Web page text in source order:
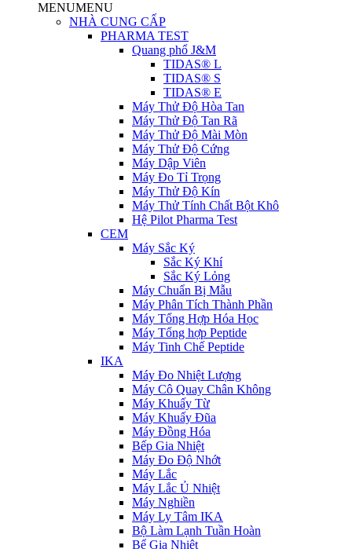
MENUMENU
NHÀ CUNG CẤP
PHARMA TEST
Quang phổ J&M
TIDAS® L
TIDAS® S
TIDAS® E
Máy Thử Độ Hòa Tan
Máy Thử Độ Tan Rã
Máy Thử Độ Mài Mòn
Máy Thử Độ Cứng
Máy Dập Viên
Máy Đo Tỉ Trọng
Máy Thử Độ Kín
Máy Thử Tính Chất Bột Khô
Hệ Pilot Pharma Test
CEM
Máy Sắc Ký
Sắc Ký Khí
Sắc Ký Lỏng
Máy Chuẩn Bị Mẫu
Máy Phân Tích Thành Phần
Máy Tổng Hợp Hóa Học
Máy Tổng hợp Peptide
Máy Tinh Chế Peptide
IKA
Máy Đo Nhiệt Lượng
Máy Cô Quay Chân Không
Máy Khuấy Từ
Máy Khuấy Đũa
Máy Đồng Hóa
Bếp Gia Nhiệt
Máy Đo Độ Nhớt
Máy Lắc
Máy Lắc Ủ Nhiệt
Máy Nghiền
Máy Ly Tâm IKA
Bộ Làm Lạnh Tuần Hoàn
Bể Gia Nhiệt